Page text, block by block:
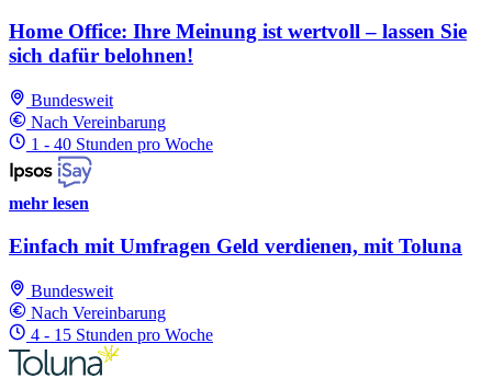
Home Office: Ihre Meinung ist wertvoll – lassen Sie
sich dafür belohnen!
Bundesweit
Nach Vereinbarung
1 - 40 Stunden pro Woche
mehr lesen
Einfach mit Umfragen Geld verdienen, mit Toluna
Bundesweit
Nach Vereinbarung
4 - 15 Stunden pro Woche